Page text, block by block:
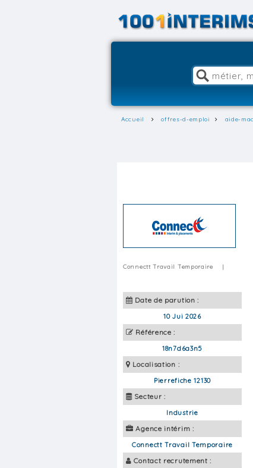
Accueil offres-d-emploi aide-
Connectt Travail Temporaire |
Date de parution :
10 Jui 2026
Référence :
18n7d6a3n5
Localisation :
Pierrefiche 12130
Secteur :
Industrie
Agence intérim :
Connectt Travail Temporaire
Contact recrutement :